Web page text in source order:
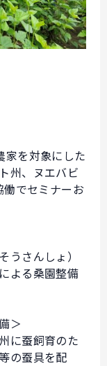
家を対象にした
州、ヌエバビ
でセミナーお
うさんしょ）
よる桑園整備
＞
に蚕飼育のた
の蚕具を配